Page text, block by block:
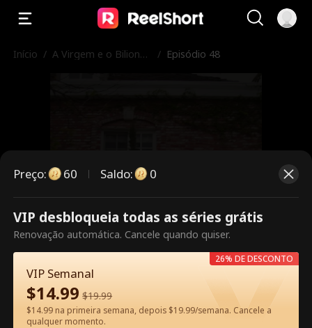
Início / A Virgem e o Bilionári
/ Episódio 48
Este episódio é pago. Desbloqueie
para assistir.
60Desbloquear agora
Preço: 60 Saldo: 0
VIP desbloqueia todas as séries grátis
Renovação automática. Cancele quando quiser.
VIP Semanal
$14.99 $19.99
$14.99 na primeira semana, depois $19.99/semana. Cancele a
qualquer momento.
26% DE DESCONTO